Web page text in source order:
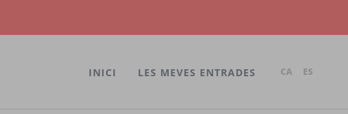
CA ES
INICI LES MEVES ENTRADES